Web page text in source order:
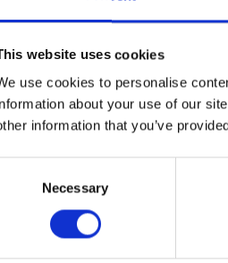
website uses cookies
use cookies to personalise
about your use of our
information that you’ve
Necessary
Sovos réalisent avec succès
PDP
nommée leader dans le
l’accompagnement d’Esker,
Hackett reconnaît Esker